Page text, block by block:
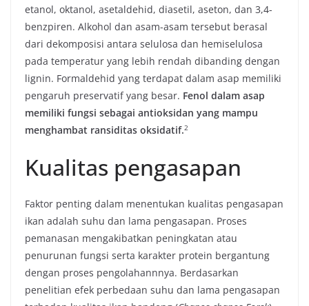
etanol, oktanol, asetaldehid, diasetil, aseton, dan 3,4-
benzpiren. Alkohol dan asam-asam tersebut berasal
dari dekomposisi antara selulosa dan hemiselulosa
pada temperatur yang lebih rendah dibanding dengan
lignin. Formaldehid yang terdapat dalam asap memiliki
pengaruh preservatif yang besar. Fenol dalam asap
memiliki fungsi sebagai antioksidan yang mampu
menghambat ransiditas oksidatif.​2​
Kualitas pengasapan
Faktor penting dalam menentukan kualitas pengasapan
ikan adalah suhu dan lama pengasapan. Proses
pemanasan mengakibatkan peningkatan atau
penurunan fungsi serta karakter protein bergantung
dengan proses pengolahannnya. Berdasarkan
penelitian efek perbedaan suhu dan lama pengasapan